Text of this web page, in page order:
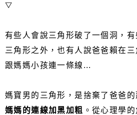
▽
有些人會說三角形破了一個洞，
三角形之外，也有人說爸爸賴在
跟媽媽小孩連一條線...
媽寶男的三角形，是捨棄了爸爸的
媽媽的連線加黑加粗 。從心理學